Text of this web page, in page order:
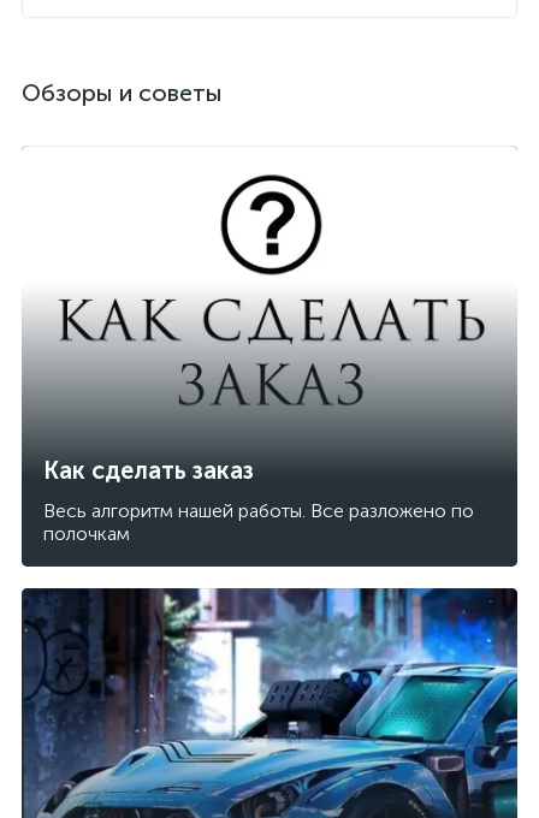
Обзоры и советы
Как сделать заказ
Весь алгоритм нашей работы. Все разложено по
полочкам